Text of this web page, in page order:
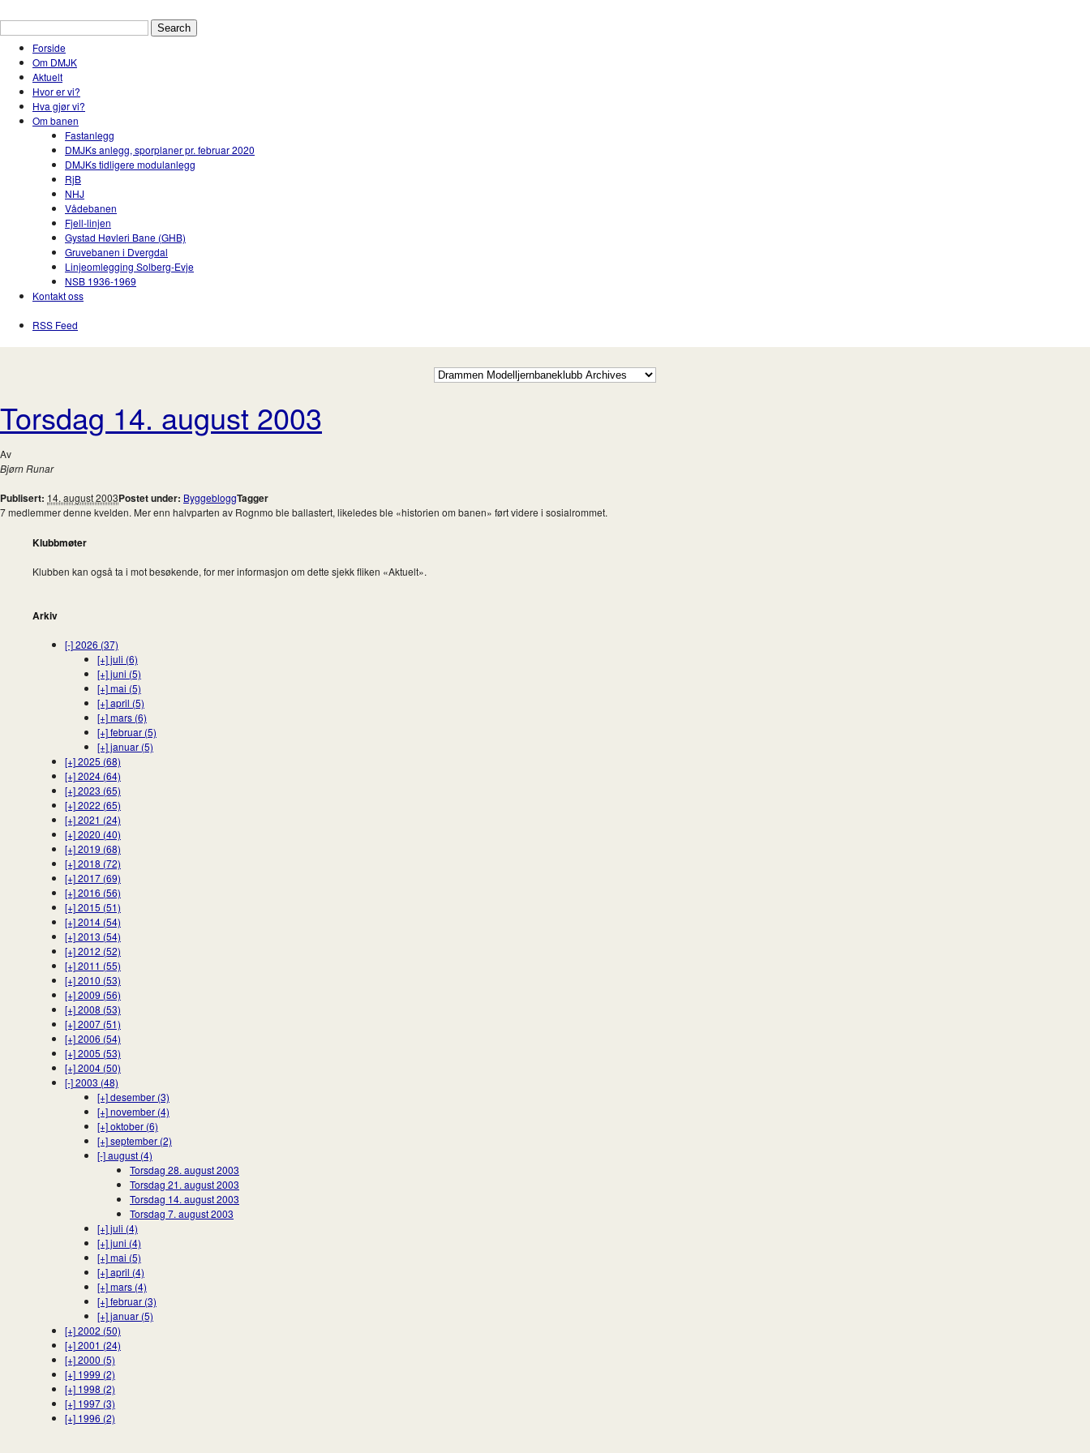
Forside
Om DMJK
Aktuelt
Hvor er vi?
Hva gjør vi?
Om banen
Fastanlegg
DMJKs anlegg, sporplaner pr. februar 2020
DMJKs tidligere modulanlegg
RjB
NHJ
Vådebanen
Fjell-linjen
Gystad Høvleri Bane (GHB)
Gruvebanen i Dvergdal
Linjeomlegging Solberg-Evje
NSB 1936-1969
Kontakt oss
RSS Feed
Torsdag 14. august 2003
Av
Bjørn Runar
Publisert: 14. august 2003Postet under: ByggebloggTagger
7 medlemmer denne kvelden. Mer enn halvparten av Rognmo ble ballastert, likeledes ble «historien om banen» ført videre i sosialrommet.
Klubbmøter
Klubben kan også ta i mot besøkende, for mer informasjon om dette sjekk fliken «Aktuelt».
Arkiv
[-]2026 (37)
[+]juli (6)
[+]juni (5)
[+]mai (5)
[+]april (5)
[+]mars (6)
[+]februar (5)
[+]januar (5)
[+]2025 (68)
[+]2024 (64)
[+]2023 (65)
[+]2022 (65)
[+]2021 (24)
[+]2020 (40)
[+]2019 (68)
[+]2018 (72)
[+]2017 (69)
[+]2016 (56)
[+]2015 (51)
[+]2014 (54)
[+]2013 (54)
[+]2012 (52)
[+]2011 (55)
[+]2010 (53)
[+]2009 (56)
[+]2008 (53)
[+]2007 (51)
[+]2006 (54)
[+]2005 (53)
[+]2004 (50)
[-]2003 (48)
[+]desember (3)
[+]november (4)
[+]oktober (6)
[+]september (2)
[-]august (4)
Torsdag 28. august 2003
Torsdag 21. august 2003
Torsdag 14. august 2003
Torsdag 7. august 2003
[+]juli (4)
[+]juni (4)
[+]mai (5)
[+]april (4)
[+]mars (4)
[+]februar (3)
[+]januar (5)
[+]2002 (50)
[+]2001 (24)
[+]2000 (5)
[+] 1999 (2)
[+] 1998 (2)
[+] 1997 (3)
[+] 1996 (2)